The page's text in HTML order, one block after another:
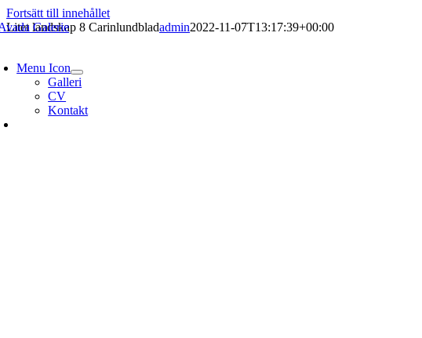
Fortsätt till innehållet
Menu Icon
Galleri
CV
Kontakt
Litet landskap 8 Carinlundbladadmin2022-11-07T13:17:39+00:00